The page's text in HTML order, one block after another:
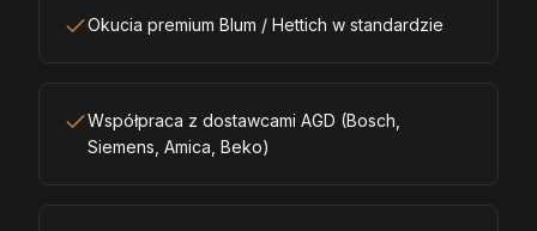
Okucia premium Blum / Hettich w standardzie
Współpraca z dostawcami AGD (Bosch,
Siemens, Amica, Beko)